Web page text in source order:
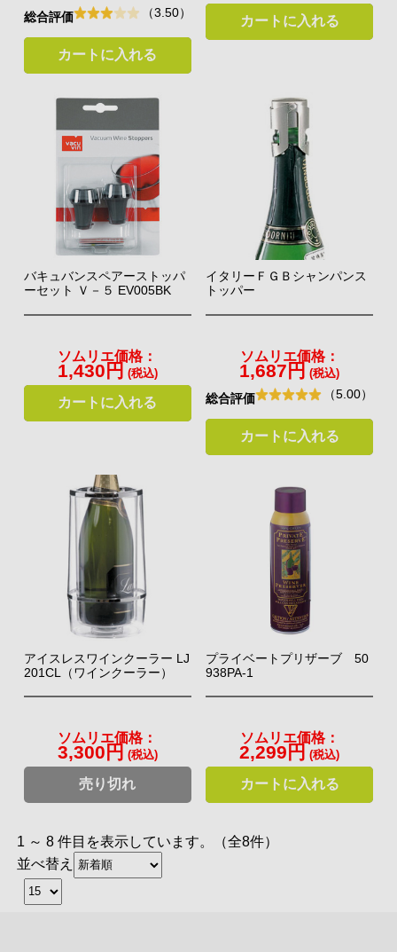
総合評価 （3.50）
カートに入れる
カートに入れる
バキュバンスペアーストッパ
ーセット Ｖ－５ EV005BK
ソムリエ価格：
1,430円 (税込)
カートに入れる
イタリーＦＧＢシャンパンス
トッパー
ソムリエ価格：
1,687円 (税込)
総合評価 （5.00）
カートに入れる
アイスレスワインクーラー LJ
201CL（ワインクーラー）
ソムリエ価格：
3,300円 (税込)
売り切れ
プライベートプリザーブ 50
938PA-1
ソムリエ価格：
2,299円 (税込)
カートに入れる
1 ～ 8 件目を表示しています。（全8件）
並べ替え